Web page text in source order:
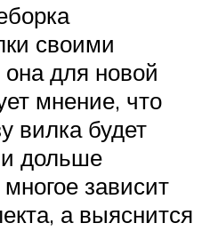
своими
для новой
мнение, что
вилка будет
дольше
зависит
а выяснится